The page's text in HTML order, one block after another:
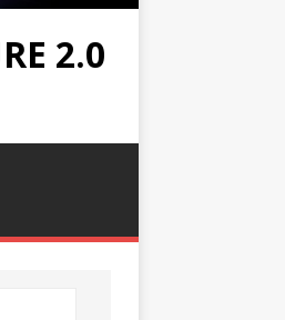
2.0